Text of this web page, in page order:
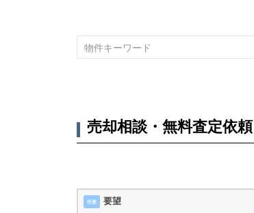
売却相談・無料査定依頼
任意 要望